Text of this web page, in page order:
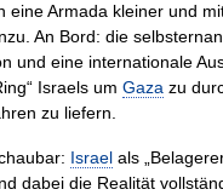
eine Armada kleiner und
An Bord: die
und eine internationale
Israels umGaza zu
zu liefern.
Israel als
dabei die Realität